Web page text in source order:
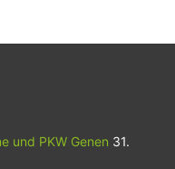
und PKW Genen 31.